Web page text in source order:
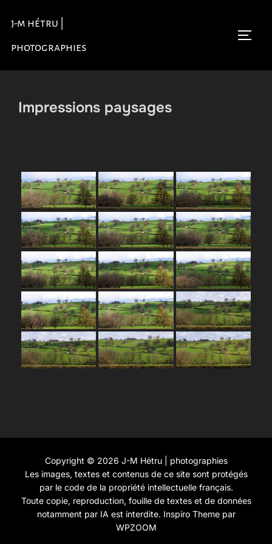
contenu
j-m hétru |
photographies
Impressions paysages
Copyright © 2026 J-M Hétru | photographies
Les images, textes et contenus de ce site sont protégés
par le code de la propriété intellectuelle français.
Toute copie, reproduction, fouille de textes et de données
notamment par IA est interdite. Inspiro Themepar
WPZOOM